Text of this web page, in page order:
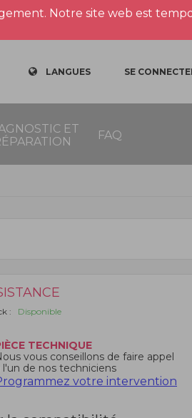
Notre site web est
LANGUES SE
ET
FAQ
: Disponible
TECHNIQUE
vous conseillons de faire appel
l'un de nos techniciens
votre intervention